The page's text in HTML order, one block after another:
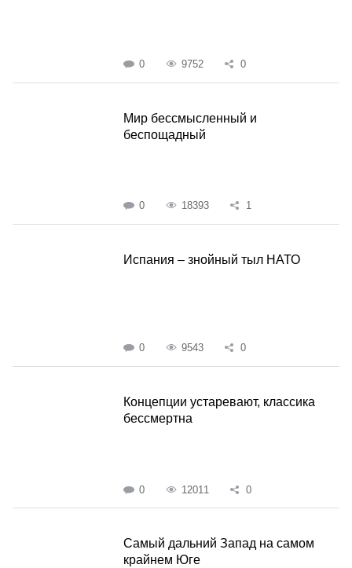
0 9752 0
Мир бессмысленный и
беспощадный
0 18393 1
Испания – знойный тыл НАТО
0 9543 0
Концепции устаревают, классика
бессмертна
0 12011 0
Самый дальний Запад на самом
крайнем Юге